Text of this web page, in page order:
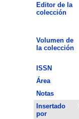
Editor de la
colección
Volumen de
la colección
ISSN
Área
Notas
Insertado
por